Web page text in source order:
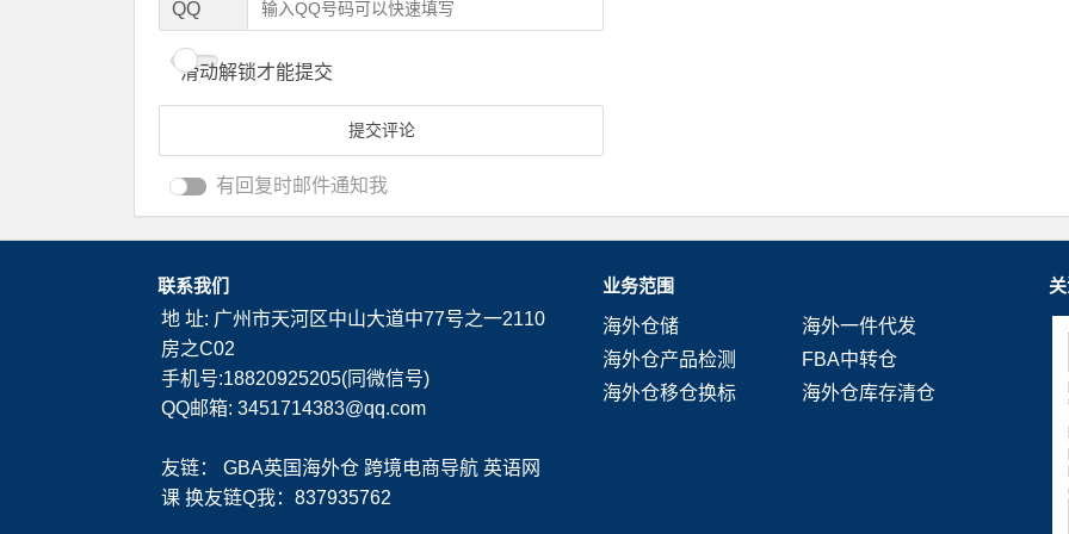
QQ
滑动解锁才能提交
有回复时邮件通知我
联系我们
地 址: 广州市天河区中山大道中77号之一2110
房之C02
手机号:18820925205(同微信号)
QQ邮箱: 3451714383@qq.com
友链： GBA英国海外仓 跨境电商导航 英语网
课 换友链Q我：837935762
业务范围
海外仓储
海外一件代发
海外仓产品检测
FBA中转仓
海外仓移仓换标
海外仓库存清仓